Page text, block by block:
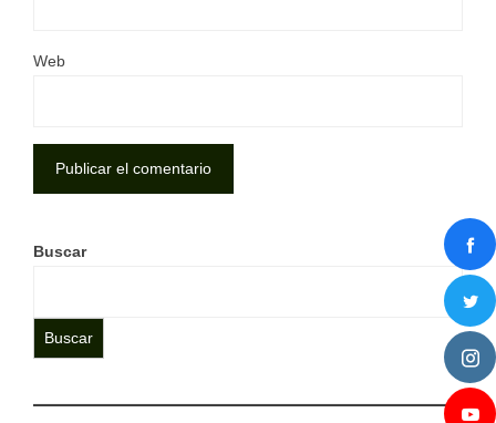
Web
Buscar
Buscar